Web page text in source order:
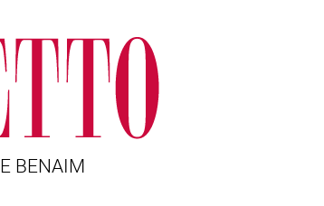
BENAIM